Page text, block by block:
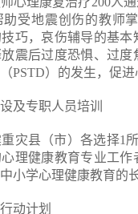
受地震创伤的教师
巧，哀伤辅导的基
震后过度恐惧、过
PSTD）的发生，促进
及专职人员培训
灾县（市）各选择1
理健康教育专业工
小学心理健康教育的
动计划